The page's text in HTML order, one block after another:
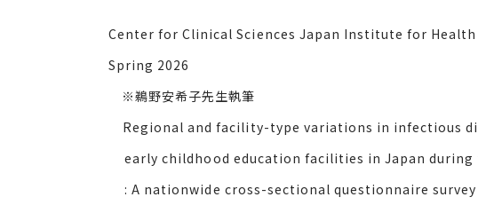
Center for Clinical Sciences Japan Institute for Health
Spring 2026
※鵜野安希子先生執筆
Regional and facility-type variations in infectious
early childhood education facilities in Japan during
: A nationwide cross-sectional questionnaire